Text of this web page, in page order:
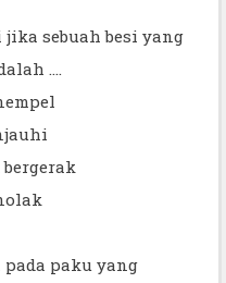
sebuah besi yang
....
paku yang